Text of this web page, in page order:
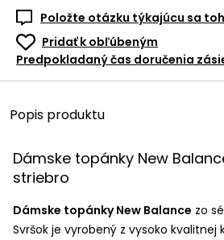
Položte otázku týkajúcu sa
Pridať k obľúbeným
Predpokladaný čas doručenia
Popis produktu
Dámske topánky New
striebro
Dámske topánky New Balance zo
Svršok je vyrobený z vysoko kvalitnej